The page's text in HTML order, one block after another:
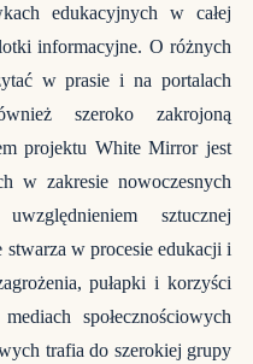
edukacyjnych w całej
informacyjne. O różnych
w prasie i na portalach
szeroko zakrojoną
projektu White Mirror jest
w zakresie nowoczesnych
sztucznej
w procesie edukacji i
pułapki i korzyści
społecznościowych
trafia do szerokiej grupy